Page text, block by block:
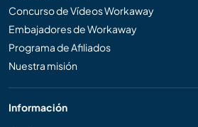
Concurso de Vídeos Workaway
Embajadores de Workaway
Programa de Afiliados
Nuestra misión
Información